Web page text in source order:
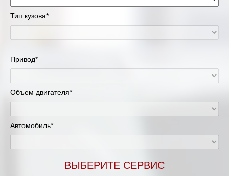
Тип кузова*
Привод*
Объем двигателя*
Автомобиль*
ВЫБЕРИТЕ СЕРВИС